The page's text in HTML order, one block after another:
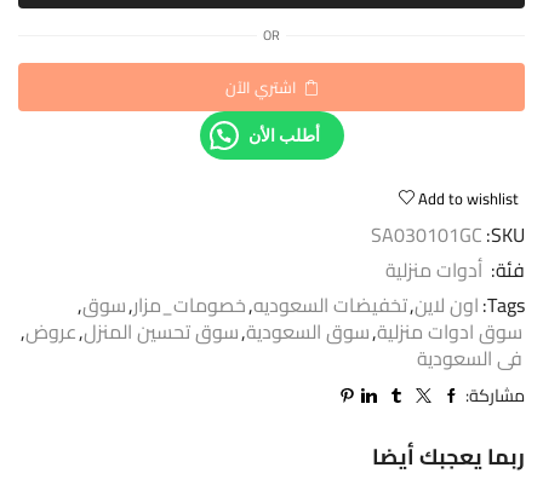
OR
اشتري الآن
أطلب الأن
Add to wishlist
SKU:
SA030101GC
فئة: أدوات منزلية
Tags: اون لاين,تخفيضات السعوديه,خصومات_مزار,سوق,
سوق ادوات منزلية,سوق السعودية,سوق تحسين المنزل,عروض,
فى السعودية
مشاركة:
ربما يعجبك أيضا